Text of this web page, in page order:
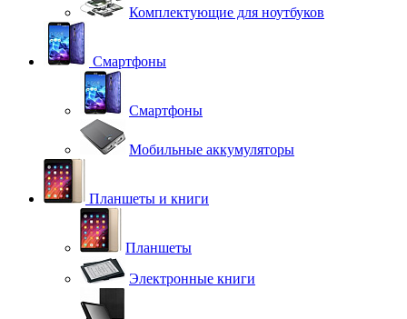
Комплектующие для ноутбуков
Смартфоны
Смартфоны
Мобильные аккумуляторы
Планшеты и книги
Планшеты
Электронные книги